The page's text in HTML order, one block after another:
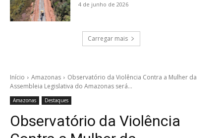
4 de junho de 2026
Carregar mais